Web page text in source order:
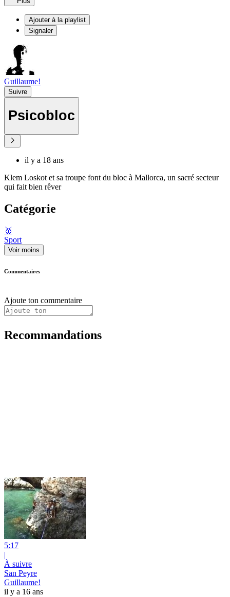
Ajouter à la playlist
Signaler
Guillaume!
Suivre
Psicobloc
il y a 18 ans
Klem Loskot et sa troupe font du bloc à Mallorca, un sacré secteur
qui fait bien rêver
Catégorie
🥇
Sport
Voir moins
Commentaires
Ajoute ton commentaire
Recommandations
5:17
|
À suivre
San Peyre
Guillaume!
il y a 16 ans